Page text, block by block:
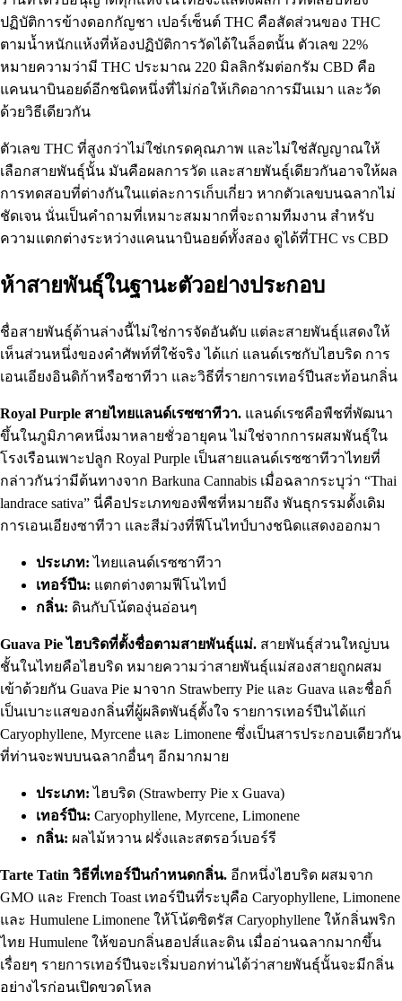
ปฏิบัติการข้างดอกกัญชา เปอร์เซ็นต์ THC คือสัดส่วนของ THC
ตามน้ำหนักแห้งที่ห้องปฏิบัติการวัดได้ในล็อตนั้น ตัวเลข 22%
หมายความว่ามี THC ประมาณ 220 มิลลิกรัมต่อกรัม CBD คือ
แคนนาบินอยด์อีกชนิดหนึ่งที่ไม่ก่อให้เกิดอาการมึนเมา และวัด
ด้วยวิธีเดียวกัน
ตัวเลข THC ที่สูงกว่าไม่ใช่เกรดคุณภาพ และไม่ใช่สัญญาณให้
เลือกสายพันธุ์นั้น มันคือผลการวัด และสายพันธุ์เดียวกันอาจให้ผล
การทดสอบที่ต่างกันในแต่ละการเก็บเกี่ยว หากตัวเลขบนฉลากไม่
ชัดเจน นั่นเป็นคำถามที่เหมาะสมมากที่จะถามทีมงาน สำหรับ
ความแตกต่างระหว่างแคนนาบินอยด์ทั้งสอง ดูได้ที่THC vs CBD
ห้าสายพันธุ์ในฐานะตัวอย่างประกอบ
ชื่อสายพันธุ์ด้านล่างนี้ไม่ใช่การจัดอันดับ แต่ละสายพันธุ์แสดงให้
เห็นส่วนหนึ่งของคำศัพท์ที่ใช้จริง ได้แก่ แลนด์เรซกับไฮบริด การ
เอนเอียงอินดิก้าหรือซาทีวา และวิธีที่รายการเทอร์ปีนสะท้อนกลิ่น
Royal Purple สายไทยแลนด์เรซซาทีวา. แลนด์เรซคือพืชที่พัฒนา
ขึ้นในภูมิภาคหนึ่งมาหลายชั่วอายุคน ไม่ใช่จากการผสมพันธุ์ใน
โรงเรือนเพาะปลูก Royal Purple เป็นสายแลนด์เรซซาทีวาไทยที่
กล่าวกันว่ามีต้นทางจาก Barkuna Cannabis เมื่อฉลากระบุว่า “Thai
landrace sativa” นี่คือประเภทของพืชที่หมายถึง พันธุกรรมดั้งเดิม
การเอนเอียงซาทีวา และสีม่วงที่ฟีโนไทป์บางชนิดแสดงออกมา
ประเภท: ไทยแลนด์เรซซาทีวา
เทอร์ปีน: แตกต่างตามฟีโนไทป์
กลิ่น: ดินกับโน้ตองุ่นอ่อนๆ
Guava Pie ไฮบริดที่ตั้งชื่อตามสายพันธุ์แม่. สายพันธุ์ส่วนใหญ่บน
ชั้นในไทยคือไฮบริด หมายความว่าสายพันธุ์แม่สองสายถูกผสม
เข้าด้วยกัน Guava Pie มาจาก Strawberry Pie และ Guava และชื่อก็
เป็นเบาะแสของกลิ่นที่ผู้ผลิตพันธุ์ตั้งใจ รายการเทอร์ปีนได้แก่
Caryophyllene, Myrcene และ Limonene ซึ่งเป็นสารประกอบเดียวกัน
ที่ท่านจะพบบนฉลากอื่นๆ อีกมากมาย
ประเภท: ไฮบริด (Strawberry Pie x Guava)
เทอร์ปีน: Caryophyllene, Myrcene, Limonene
กลิ่น: ผลไม้หวาน ฝรั่งและสตรอว์เบอร์รี
Tarte Tatin วิธีที่เทอร์ปีนกำหนดกลิ่น. อีกหนึ่งไฮบริด ผสมจาก
GMO และ French Toast เทอร์ปีนที่ระบุคือ Caryophyllene, Limonene
และ Humulene Limonene ให้โน้ตซิตรัส Caryophyllene ให้กลิ่นพริก
ไทย Humulene ให้ขอบกลิ่นฮอปส์และดิน เมื่ออ่านฉลากมากขึ้น
เรื่อยๆ รายการเทอร์ปีนจะเริ่มบอกท่านได้ว่าสายพันธุ์นั้นจะมีกลิ่น
อย่างไรก่อนเปิดขวดโหล